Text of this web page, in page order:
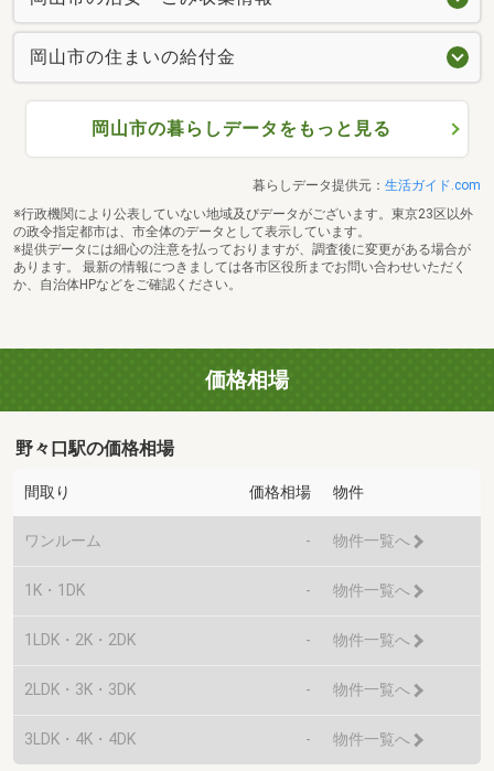
岡山市の住まいの給付金
岡山市の暮らしデータをもっと見る
暮らしデータ提供元： 生活ガイド.com
※行政機関により公表していない地域及びデータがございます。東京23区以外
の政令指定都市は、市全体のデータとして表示しています。
※提供データには細心の注意を払っておりますが、調査後に変更がある場合が
あります。 最新の情報につきましては各市区役所までお問い合わせいただく
か、自治体HPなどをご確認ください。
価格相場
野々口駅の価格相場
間取り 価格相場 物件
ワンルーム - 物件一覧へ
1K・1DK - 物件一覧へ
1LDK・2K・2DK - 物件一覧へ
2LDK・3K・3DK - 物件一覧へ
3LDK・4K・4DK - 物件一覧へ